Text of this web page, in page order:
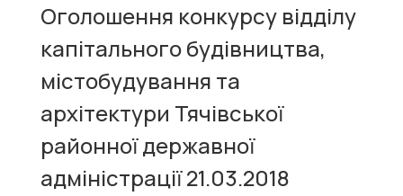
Оголошення конкурсу відділу
капітального будівництва,
містобудування та
архітектури Тячівської
районної державної
адміністрації 21.03.2018